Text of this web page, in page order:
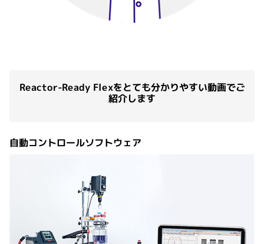
Reactor-Ready Flexをとても分かりやすい動画でご
紹介します
自動コントロールソフトウェア